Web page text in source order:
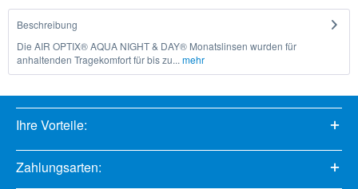
Beschreibung
Die AIR OPTIX® AQUA NIGHT & DAY® Monatslinsen wurden für
anhaltenden Tragekomfort für bis zu... mehr
Ihre Vorteile:
Zahlungsarten: